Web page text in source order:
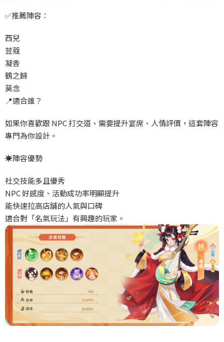
✅推薦陣容：
西兒
荳蔻
凝香
鶴之歸
莫念
📍適合誰？
如果你喜歡跟 NPC打交道、需要提升宴席、人情評價，這套陣容
專門為你設計。
☀️陣容優勢
社交技能多且優秀
NPC好感度、活動成功率明顯提升
能快速拉高店舖的人氣與口碑
適合對「名氣玩法」有興趣的玩家。